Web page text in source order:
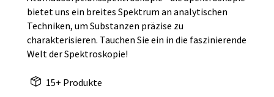
bietet uns ein breites Spektrum an analytischen
Techniken, um Substanzen präzise zu
charakterisieren. Tauchen Sie ein in die faszinierende
Welt der Spektroskopie!
15+ Produkte